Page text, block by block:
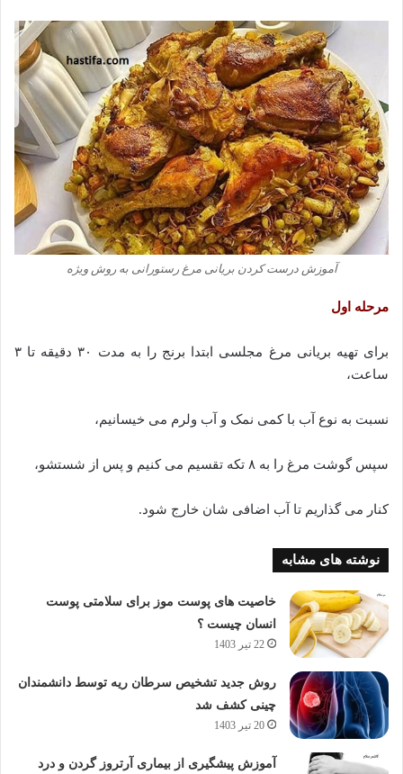
آموزش درست کردن بریانی مرغ رستورانی به روش ویژه
مرحله اول
برای تهیه بریانی مرغ مجلسی ابتدا برنج را به مدت ۳۰ دقیقه تا ۳
ساعت،
نسبت به نوع آب با کمی نمک و آب ولرم می خیسانیم،
سپس گوشت مرغ را به ۸ تکه تقسیم می کنیم و پس از شستشو،
کنار می گذاریم تا آب اضافی شان خارج شود.
نوشته های مشابه
خاصیت های پوست موز برای سلامتی پوست
انسان چیست ؟
22 تیر 1403
روش جدید تشخیص سرطان ریه توسط دانشمندان
چینی کشف شد
20 تیر 1403
آموزش پیشگیری از بیماری آرتروز گردن و درد